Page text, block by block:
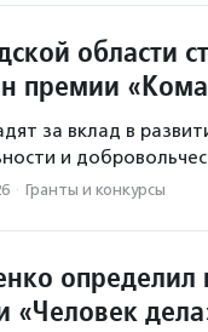
области
премии
за вклад в
и
· Гранты и конкурсы
определил
«Человек